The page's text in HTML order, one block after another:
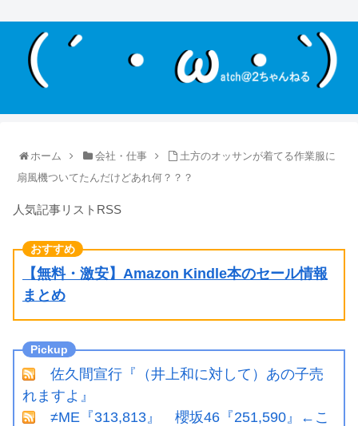
ホーム 会社・仕事
土方のオッサンが着てる作業服に
扇風機ついてたんだけどあれ何？？？
人気記事リストRSS
【無料・激安】Amazon Kindle本のセール情報
まとめ
佐久間宣行『（井上和に対して）あの子売
れますよ』
≠ME『313,813』 櫻坂46『251,590』←こ